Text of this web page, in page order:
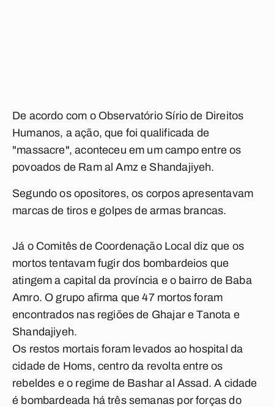
De acordo com o Observatório Sírio de Direitos
Humanos, a ação, que foi qualificada de
"massacre", aconteceu em um campo entre os
povoados de Ram al Amz e Shandajiyeh.
Segundo os opositores, os corpos apresentavam
marcas de tiros e golpes de armas brancas.
Já o Comitês de Coordenação Local diz que os
mortos tentavam fugir dos bombardeios que
atingem a capital da província e o bairro de Baba
Amro. O grupo afirma que 47 mortos foram
encontrados nas regiões de Ghajar e Tanota e
Shandajiyeh.
Os restos mortais foram levados ao hospital da
cidade de Homs, centro da revolta entre os
rebeldes e o regime de Bashar al Assad. A cidade
é bombardeada há três semanas por forças do